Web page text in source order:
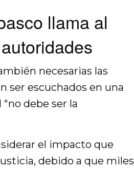
llama al
necesarias las
ser escuchados en una
debe ser la
el impacto que
debido a que miles